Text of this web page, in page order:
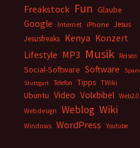
Freakstock Fun Glaube
Google Internet iPhone Jesus
Jesusfreaks Kenya Konzert
Lifestyle MP3 Musik Reisen
Social-Software Software
Spam
Stuttgart
Telefon Tipps TWiki
Ubuntu Video Volxbibel Web2.0
Webdesign
Weblog Wiki
Windows WordPress Youtube